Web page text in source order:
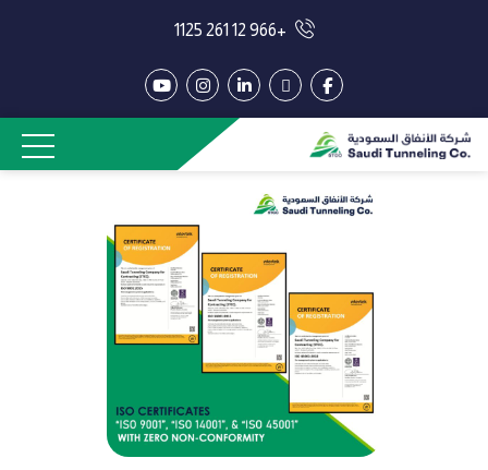
+966 12 261 1125